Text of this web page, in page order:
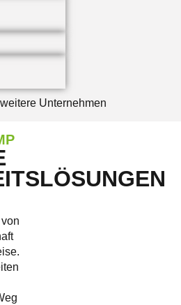
Unternehmen